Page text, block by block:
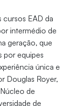
EAD da
intermédio de
geração, que
por equipes
única e
Douglas Royer,
de
de